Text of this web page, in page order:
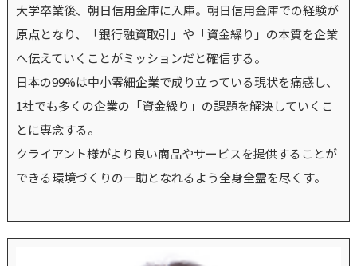
大学卒業後、朝日信用金庫に入庫。朝日信用金庫での経験が
原点となり、「銀行融資取引」や「資金繰り」の本質を企業
へ伝えていくことがミッションだと確信する。
日本の99%は中小零細企業で成り立っている現状を痛感し、
1社でも多くの企業の「資金繰り」の課題を解決していくこ
とに専念する。
クライアント様がより良い商品やサービスを提供することが
できる環境づくりの一助となれるよう全身全霊を尽くす。